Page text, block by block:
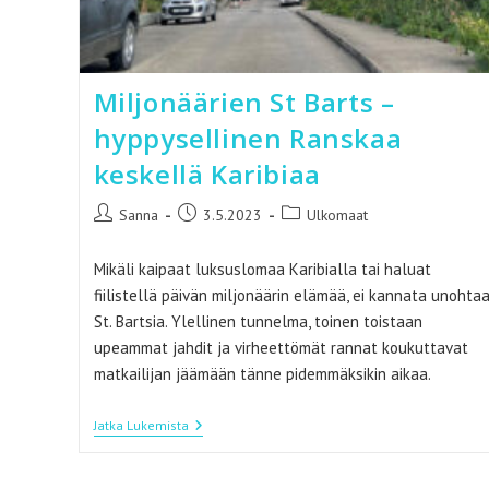
Miljonäärien St Barts –
hyppysellinen Ranskaa
keskellä Karibiaa
Artikkelin
Sanna
Artikkeli3.5.2023
Artikkelin
Ulkomaat
Mikäli kaipaat luksuslomaa Karibialla tai haluat
fiilistellä päivän miljonäärin elämää, ei kannata unohtaa
St. Bartsia. Ylellinen tunnelma, toinen toistaan
upeammat jahdit ja virheettömät rannat koukuttavat
matkailijan jäämään tänne pidemmäksikin aikaa.
Jatka LukemistaMiljonäärien
St